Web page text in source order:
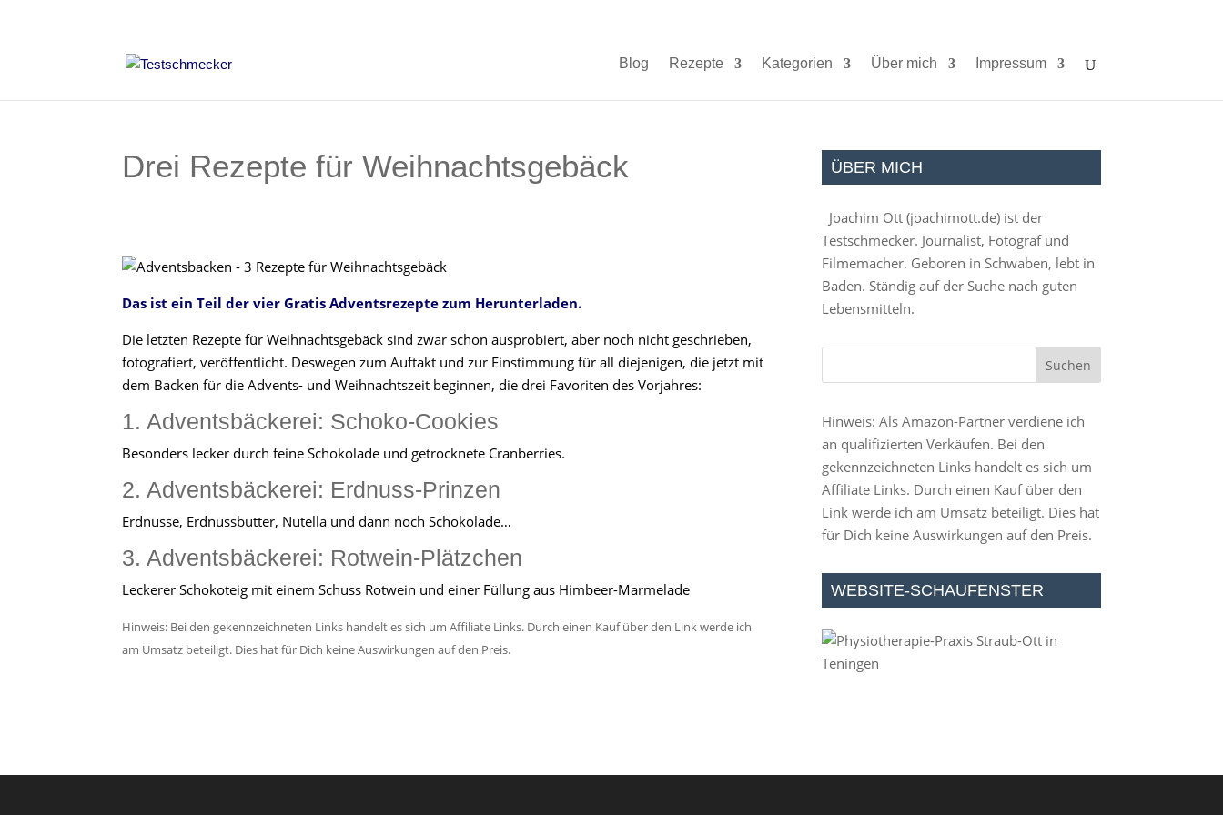
Blog Rezepte Kategorien Über mich Impressum
Drei Rezepte für Weihnachtsgebäck
Das ist ein Teil der vier Gratis Adventsrezepte zum Herunterladen.
Die letzten Rezepte für Weihnachtsgebäck sind zwar schon ausprobiert, aber noch nicht geschrieben,
fotografiert, veröffentlicht. Deswegen zum Auftakt und zur Einstimmung für all diejenigen, die jetzt mit
dem Backen für die Advents- und Weihnachtszeit beginnen, die drei Favoriten des Vorjahres:
1. Adventsbäckerei: Schoko-Cookies
Besonders lecker durch feine Schokolade und getrocknete Cranberries.
2. Adventsbäckerei: Erdnuss-Prinzen
Erdnüsse, Erdnussbutter, Nutella und dann noch Schokolade…
3. Adventsbäckerei: Rotwein-Plätzchen
Leckerer Schokoteig mit einem Schuss Rotwein und einer Füllung aus Himbeer-Marmelade
Hinweis: Bei den gekennzeichneten Links handelt es sich um Affiliate Links. Durch einen Kauf über den Link werde ich
am Umsatz beteiligt. Dies hat für Dich keine Auswirkungen auf den Preis.
ÜBER MICH
Joachim Ott (joachimott.de) ist der
Testschmecker. Journalist, Fotograf und
Filmemacher. Geboren in Schwaben, lebt in
Baden. Ständig auf der Suche nach guten
Lebensmitteln.
Hinweis: Als Amazon-Partner verdiene ich
an qualifizierten Verkäufen. Bei den
gekennzeichneten Links handelt es sich um
Affiliate Links. Durch einen Kauf über den
Link werde ich am Umsatz beteiligt. Dies hat
für Dich keine Auswirkungen auf den Preis.
WEBSITE-SCHAUFENSTER